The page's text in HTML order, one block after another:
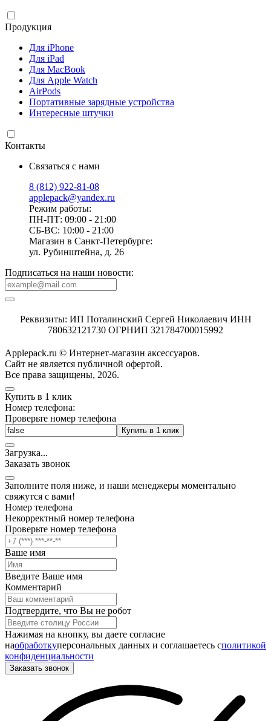
Продукция
Для iPhone
Для iPad
Для MacBook
Для Apple Watch
AirPods
Портативные зарядные устройства
Интересные штучки
Контакты
Связаться с нами
8 (812) 922-81-08
applepack@yandex.ru
Режим работы:
ПН-ПТ: 09:00 - 21:00
СБ-ВС: 10:00 - 21:00
Магазин в Санкт-Петербурге:
ул. Рубинштейна, д. 26
Подписаться на наши новости:
Реквизиты: ИП Поталинский Сергей Николаевич ИНН
780632121730 ОГРНИП 321784700015992
Applepack.ru © Интернет-магазин аксессуаров.
Cайт не является публичной офертой.
Все права защищены, 2026.
Купить в 1 клик
Номер телефона:
Проверьте номер телефона
Купить в 1 клик
Загрузка...
Заказать звонок
Заполните поля ниже, и наши менеджеры моментально
свяжутся с вами!
Номер телефона
Некорректный номер телефона
Проверьте номер телефона
Ваше имя
Введите Ваше имя
Комментарий
Подтвердите, что Вы не робот
Нажимая на кнопку, вы даете согласие
наобработкуперсональных данных и соглашаетесь cполитикой
конфиденциальности
Заказать звонок